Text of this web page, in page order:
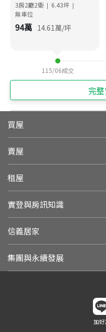
3房2廳2衛 | 6.43坪 |
無車位
94萬 14.61萬/坪
115/06成交
完
買屋
賣屋
租屋
實登與房訊知識
信義居家
集團與永續發展
加好